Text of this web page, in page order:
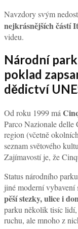
Navzdory svým
nejkrásnějších částí
videu.
Národní
poklad
dědictví
Od roku 1999 má
Parco Nazionale
region (včetně
seznam světového
Zajímavostí je, že
Status národního
jiné moderní vybavení
pěší stezky, ulice i
parku několik tisíc lidí,
ruchu, ale mnoho z